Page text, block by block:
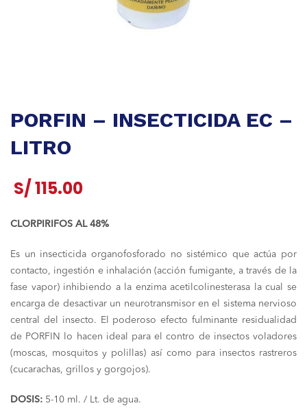
PORFIN – INSECTICIDA EC –
LITRO
S/115.00
CLORPIRIFOS AL 48%
Es un insecticida organofosforado no sistémico que actúa por
contacto, ingestión e inhalación (acción fumigante, a través de la
fase vapor) inhibiendo a la enzima acetilcolinesterasa la cual se
encarga de desactivar un neurotransmisor en el sistema nervioso
central del insecto. El poderoso efecto fulminante residualidad
de PORFIN lo hacen ideal para el contro de insectos voladores
(moscas, mosquitos y polillas) así como para insectos rastreros
(cucarachas, grillos y gorgojos).
DOSIS: 5-10 ml. / Lt. de agua.